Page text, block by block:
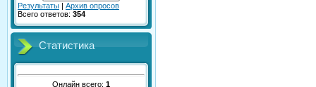
Результаты | Архив опросов
Всего ответов: 354
Статистика
Онлайн всего: 1